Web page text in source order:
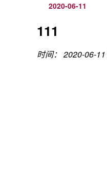
2020-06-11
111
时间： 2020-06-11